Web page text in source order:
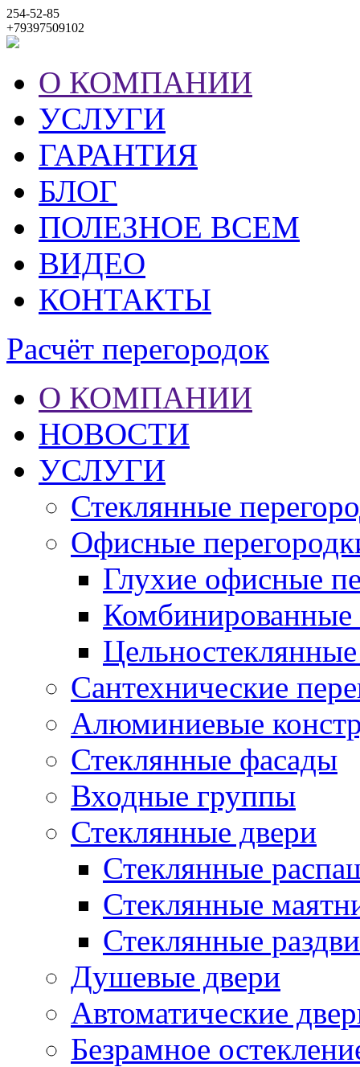
254-52-85
+79397509102
О КОМПАНИИ
УСЛУГИ
ГАРАНТИЯ
БЛОГ
ПОЛЕЗНОЕ ВСЕМ
ВИДЕО
КОНТАКТЫ
Расчёт перегородок
О КОМПАНИИ
НОВОСТИ
УСЛУГИ
Стеклянные
Офисные
Глухие офисные
Комбинированные
Сантехнические
Алюминиевые
Стеклянные фасады
Входные группы
Стеклянные двери
Стеклянные
Стеклянные
Стеклянные
Душевые двери
Автоматические
Безрамное